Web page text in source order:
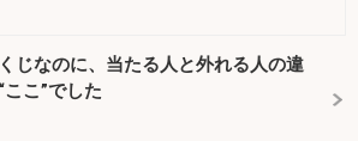
じなのに、当たる人と外れる人の違
ここ”でした